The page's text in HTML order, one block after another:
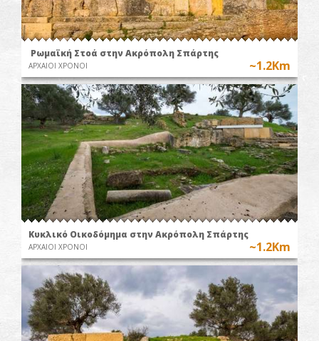
Ρωμαϊκή Στοά στην Ακρόπολη Σπάρτης
ΑΡΧΑΙΟΙ ΧΡΟΝΟΙ ~1.2Km
Κυκλικό Οικοδόμημα στην Ακρόπολη Σπάρτης
ΑΡΧΑΙΟΙ ΧΡΟΝΟΙ ~1.2Km